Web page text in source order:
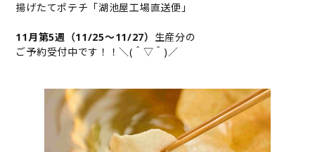
揚げたてポテチ「湖池屋工場直送便」
11月第5週（11/25～11/27） 生産分の
ご予約受付中です！！＼(＾▽＾)／